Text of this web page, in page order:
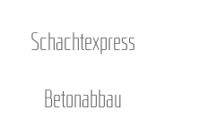
Schacht­ex­press
Beton­ab­bau